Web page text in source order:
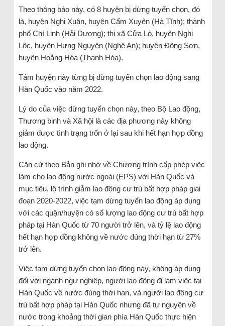
Theo thông báo này, có 8 huyện bị dừng tuyển chọn, đó
là, huyện Nghi Xuân, huyện Cẩm Xuyên (Hà Tĩnh); thành
phố Chí Linh (Hải Dương); thị xã Cửa Lò, huyện Nghi
Lộc, huyện Hưng Nguyên (Nghệ An); huyện Đông Sơn,
huyện Hoằng Hóa (Thanh Hóa).
Tám huyện này từng bị dừng tuyển chọn lao động sang
Hàn Quốc vào năm 2022.
Lý do của việc dừng tuyển chọn này, theo Bộ Lao động,
Thương binh và Xã hội là các địa phương này không
giảm được tình trạng trốn ở lại sau khi hết hạn hợp đồng
lao động.
Căn cứ theo Bản ghi nhớ về Chương trình cấp phép việc
làm cho lao động nước ngoài (EPS) với Hàn Quốc và
mục tiêu, lộ trình giảm lao động cư trú bất hợp pháp giai
đoạn 2020-2022, việc tạm dừng tuyển lao động áp dụng
với các quận/huyện có số lượng lao động cư trú bất hợp
pháp tại Hàn Quốc từ 70 người trở lên, và tỷ lệ lao động
hết hạn hợp đồng không về nước đúng thời hạn từ 27%
trở lên.
Việc tạm dừng tuyển chọn lao động này, không áp dụng
đối với ngành ngư nghiệp, người lao động đi làm việc tại
Hàn Quốc về nước đúng thời hạn, và người lao động cư
trú bất hợp pháp tại Hàn Quốc nhưng đã tự nguyện về
nước trong khoảng thời gian phía Hàn Quốc thực hiện